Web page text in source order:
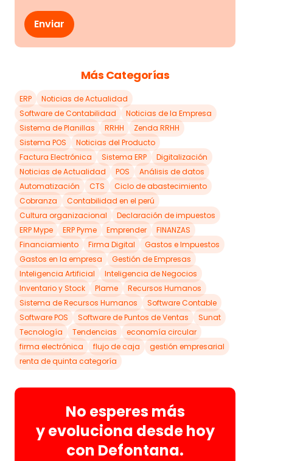
Más Categorías
ERP
Noticias de Actualidad
Software de Contabilidad
Noticias de la Empresa
Sistema de Planillas
RRHH
Zenda RRHH
Sistema POS
Noticias del Producto
Factura Electrónica
Sistema ERP
Digitalización
Noticias de Actualidad
POS
Análisis de datos
Automatización
CTS
Ciclo de abastecimiento
Cobranza
Contabilidad en el perú
Cultura organizacional
Declaración de impuestos
ERP Mype
ERP Pyme Emprender
FINANZAS
Financiamiento
Firma Digital
Gastos e Impuestos
Gastos en la empresa
Gestión de Empresas
Inteligencia Artificial
Inteligencia de Negocios
Inventario y Stock
Plame
Recursos Humanos
Sistema de Recursos Humanos
Software Contable
Software POS
Software de Puntos de Ventas
Sunat
Tecnología
Tendencias
economía circular
firma electrónica
flujo de caja
gestión empresarial
renta de quinta categoría
No esperes más
yevoluciona desde hoy
con Defontana.